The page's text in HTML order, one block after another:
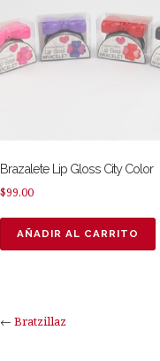
Brazalete Lip Gloss City Color
$99.00
AÑADIR AL CARRITO
← Bratzillaz